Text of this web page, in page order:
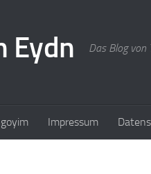
Eydn Das Blog von
Impressum